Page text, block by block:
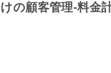
の顧客管理-料金